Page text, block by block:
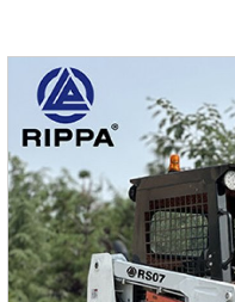
позволяя компьютеру
переворачивать.Отраж,
чем одним углом.